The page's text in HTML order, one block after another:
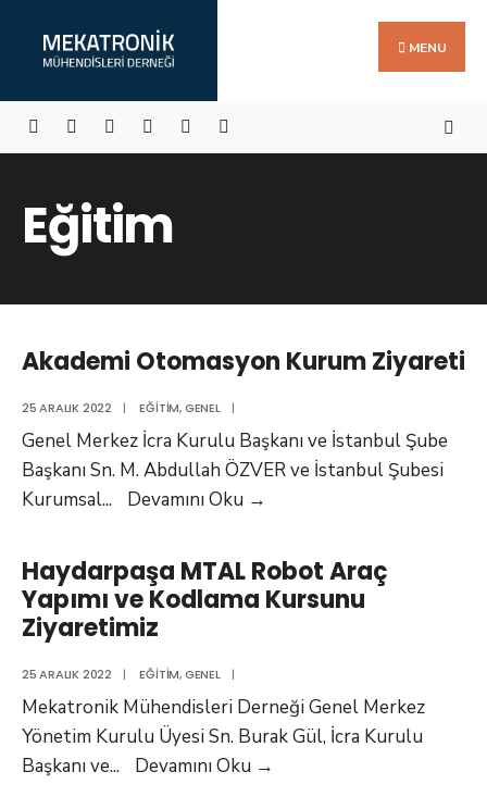
MENU
Eğitim
Akademi Otomasyon Kurum Ziyareti
25 ARALIK 2022 | EĞITIM,GENEL |
Genel Merkez İcra Kurulu Başkanı ve İstanbul Şube
Başkanı Sn. M. Abdullah ÖZVER ve İstanbul Şubesi
Kurumsal... Devamını Oku →
Kurum
Ziyareti
Haydarpaşa MTAL Robot Araç
Yapımı ve Kodlama Kursunu
Ziyaretimiz
25 ARALIK 2022 | EĞITIM,GENEL |
Mekatronik Mühendisleri Derneği Genel Merkez
Yönetim Kurulu Üyesi Sn. Burak Gül, İcra Kurulu
Başkanı ve... Devamını Oku →
for: